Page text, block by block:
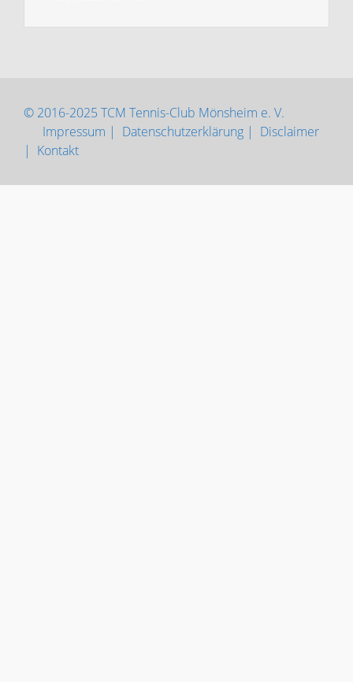
© 2016-2025 TCM Tennis-Club Mönsheim e. V.
Impressum | Datenschutzerklärung | Disclaimer
| Kontakt